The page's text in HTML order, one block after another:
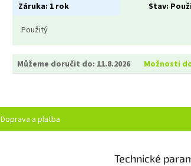
Záruka: 1 rok Stav:
Použitý
Můžeme doručit do: 11.8.2026 Možnosti
Doprava a platba
Technické